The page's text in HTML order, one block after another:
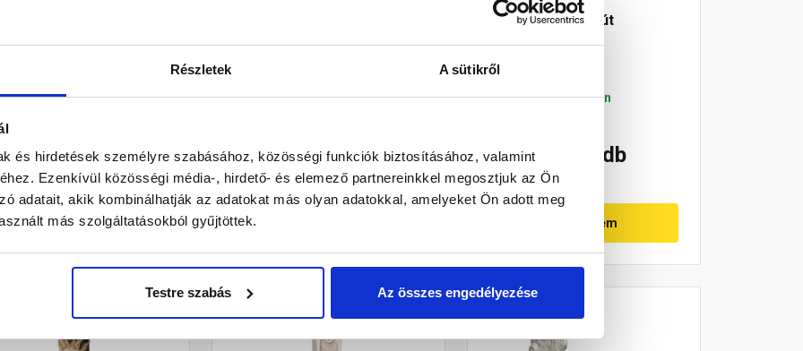
Részletek A sütikről
és hirdetések személyre szabásához, közösségi funkciók biztosításához, valamint
Ezenkívül közösségi média-, hirdető- és elemező partnereinkkel megosztjuk az Ön
adatait, akik kombinálhatják az adatokat más olyan adatokkal, amelyeket Ön adott meg
más szolgáltatásokból gyűjtöttek.
Testre szabás Az összes engedélyezése
készleten
650 Ft/ db
Megnézem
Gyártói készleten
59 570 Ft/ db
Fabrostone Ivókút
Gyártói készleten
59 570 Ft / db
Megnézem